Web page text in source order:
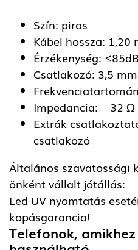
Szín: piros
Kábel hossza: 1,20
Érzékenység:
Csatlakozó: 3,5
Impedancia: 32 Ω
Extrák
csatlakozó
Általános szavatossági
önként vállalt jótállás:
Led UV nyomtatás
kopásgarancia!
Telefonok,